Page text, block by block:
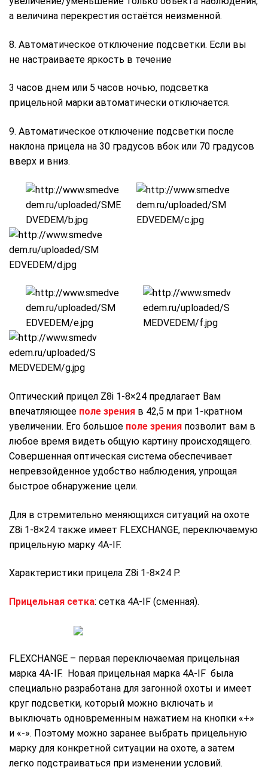
а величина перекрестия остаётся неизменной.
8. Автоматическое отключение подсветки. Если вы
не настраиваете яркость в течение
3 часов днем или 5 часов ночью, подсветка
прицельной марки автоматически отключается.
9. Автоматическое отключение подсветки после
наклона прицела на 30 градусов вбок или 70 градусов
вверх и вниз.
Оптический прицел Z8i 1-8×24 предлагает Вам
впечатляющее поле зрения в 42,5 м при 1-кратном
увеличении. Его большое поле зрения позволит вам в
любое время видеть общую картину происходящего.
Совершенная оптическая система обеспечивает
непревзойденное удобство наблюдения, упрощая
быстрое обнаружение цели.
Для в стремительно меняющихся ситуаций на охоте
Z8i 1-8×24 также имеет FLEXCHANGE, переключаемую
прицельную марку 4A-IF.
Характеристики прицела Z8i 1-8×24 P.
Прицельная сетка: сетка 4A-IF (сменная).
FLEXCHANGE – первая переключаемая прицельная
марка 4A-IF. Новая прицельная марка 4A-IF была
специально разработана для загонной охоты и имеет
круг подсветки, который можно включать и
выключать одновременным нажатием на кнопки «+»
и «-». Поэтому можно заранее выбрать прицельную
марку для конкретной ситуации на охоте, а затем
легко подстраиваться при изменении условий.